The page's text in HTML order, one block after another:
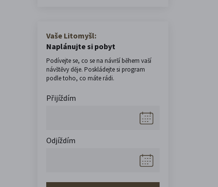
Vaše Litomyšl:
Naplánujte si pobyt
Podívejte se, co se na návrší během vaší
návštěvy děje. Poskládejte si program
podle toho, co máte rádi.
Přijíždím
Odjíždím